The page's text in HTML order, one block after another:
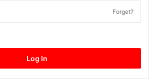
Forget?
Log In